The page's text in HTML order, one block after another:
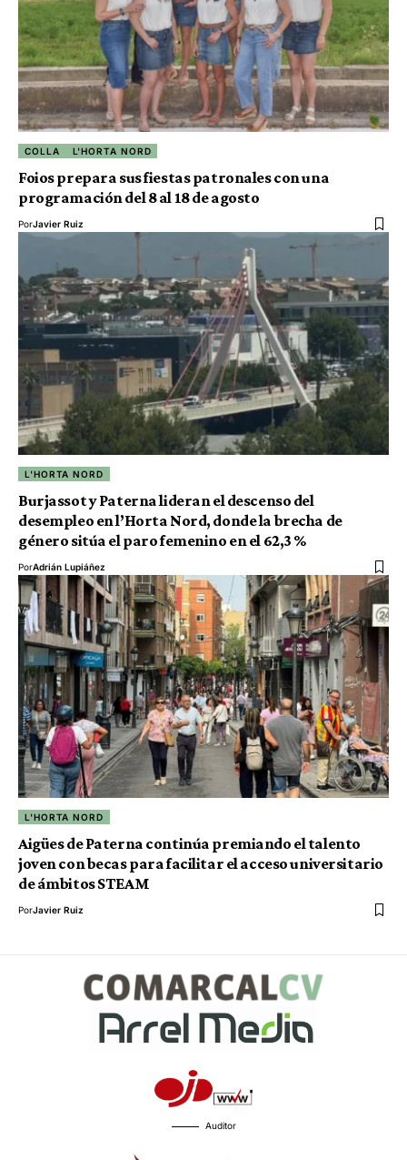
COLLA L'HORTA NORD
Foios prepara sus fiestas patronales con una
programación del 8 al 18 de agosto
PorJavier Ruiz
L'HORTA NORD
Burjassot y Paterna lideran el descenso del
desempleo en l’Horta Nord, donde la brecha de
género sitúa el paro femenino en el 62,3 %
PorAdrián Lupiáñez
L'HORTA NORD
Aigües de Paterna continúa premiando el talento
joven con becas para facilitar el acceso universitario
de ámbitos STEAM
PorJavier Ruiz
Auditor